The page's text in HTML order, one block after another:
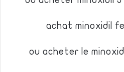
achat minoxidil
ou acheter le